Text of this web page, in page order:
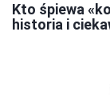
Kto śpiewa
historia i